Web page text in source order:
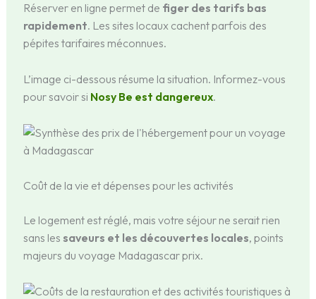
Réserver en ligne permet de figer des tarifs bas
rapidement. Les sites locaux cachent parfois des
pépites tarifaires méconnues.
L’image ci-dessous résume la situation. Informez-vous
pour savoir si Nosy Be est dangereux.
Coût de la vie et dépenses pour les activités
Le logement est réglé, mais votre séjour ne serait rien
sans les saveurs et les découvertes locales, points
majeurs du voyage Madagascar prix.